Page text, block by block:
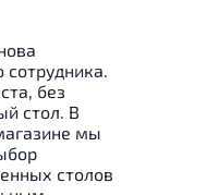
сотрудника.
без
стол. В
мы
столов